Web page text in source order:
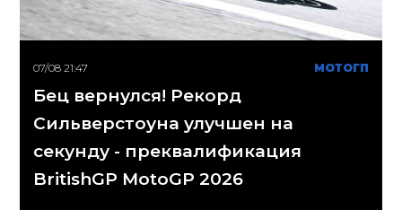
07/08 21:47 МОТОГП
Бец вернулся! Рекорд
Сильверстоуна улучшен на
секунду - преквалификация
BritishGP MotoGP 2026